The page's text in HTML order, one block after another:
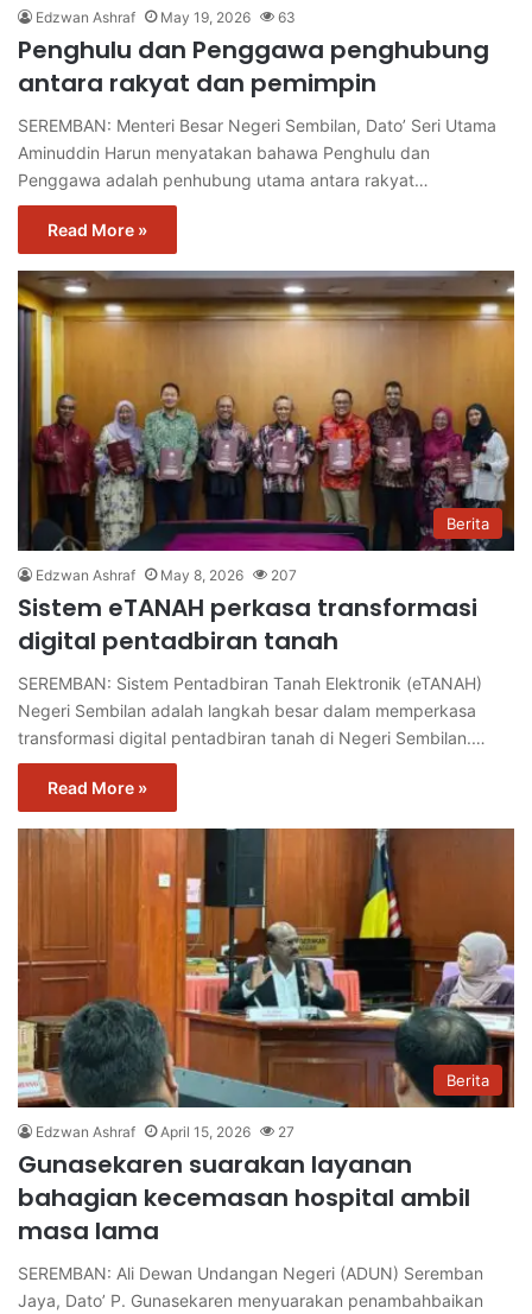
Edzwan Ashraf May 19, 2026 63
Penghulu dan Penggawa penghubung
antara rakyat dan pemimpin
SEREMBAN: Menteri Besar Negeri Sembilan, Dato’ Seri Utama
Aminuddin Harun menyatakan bahawa Penghulu dan
Penggawa adalah penhubung utama antara rakyat…
Read More »
Berita
Edzwan Ashraf May 8, 2026 207
Sistem eTANAH perkasa transformasi
digital pentadbiran tanah
SEREMBAN: Sistem Pentadbiran Tanah Elektronik (eTANAH)
Negeri Sembilan adalah langkah besar dalam memperkasa
transformasi digital pentadbiran tanah di Negeri Sembilan.…
Read More »
Berita
Edzwan Ashraf April 15, 2026 27
Gunasekaren suarakan layanan
bahagian kecemasan hospital ambil
masa lama
SEREMBAN: Ali Dewan Undangan Negeri (ADUN) Seremban
Jaya, Dato’ P. Gunasekaren menyuarakan penambahbaikan